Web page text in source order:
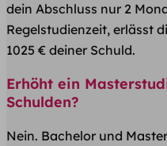
dein Abschluss nur 2
Regelstudienzeit, erlässt
1025 € deiner Schuld.
Erhöht ein
Schulden?
Nein. Bachelor und